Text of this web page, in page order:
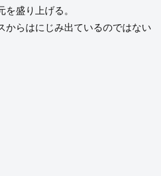
盛り上げる。
からはにじみ出ているのではない